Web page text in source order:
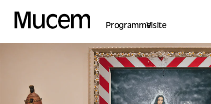
ProgrammeVisite